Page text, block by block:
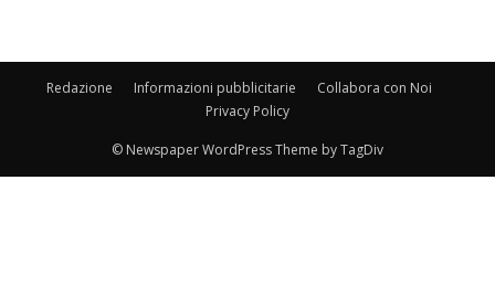
Redazione Informazioni pubblicitarie
Collabora con Noi
Privacy Policy
© Newspaper WordPress Theme by TagDiv